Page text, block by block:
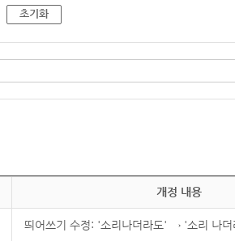
초기화
개정 내용
띄어쓰기 수정: '소리나더라도' → '소리 나더